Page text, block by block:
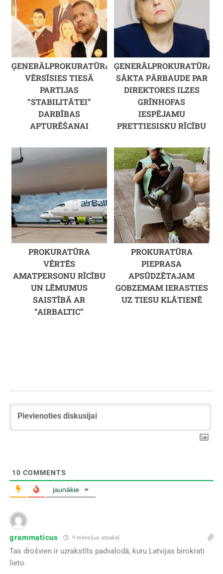
ĢENERĀLPROKURATŪRA
VĒRSĪSIES TIESĀ
PARTIJAS
“STABILITĀTEI”
DARBĪBAS
APTURĒŠANAI
ĢENERĀLPROKURATŪRĀ
SĀKTA PĀRBAUDE PAR
DIREKTORES ILZES
GRĪNHOFAS
IESPĒJAMU
PRETTIESISKU RĪCĪBU
PROKURATŪRA
VĒRTĒS
AMATPERSONU RĪCĪBU
UN LĒMUMUS
SAISTĪBĀ AR
“AIRBALTIC”
PROKURATŪRA
PIEPRASA
APSŪDZĒTAJAM
GOBZEMAM IERASTIES
UZ TIESU KLĀTIENĒ
10 COMMENTS
jaunākie
grammaticus 9 mēnešus atpakaļ
Tas drošvien ir uzrakstīts padvalodā, kuru Latvijas birokrati
lieto.